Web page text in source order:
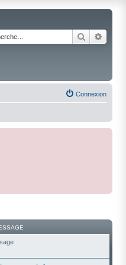
Rechercher
Connexion